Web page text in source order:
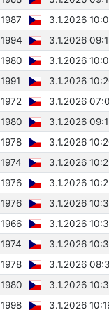
1987
3.1.2026
1994
3.1.2026
1980
3.1.2026
1991
3.1.2026
1972
3.1.2026
1980
3.1.2026
1978
3.1.2026
1974
3.1.2026
1976
3.1.2026
1976
3.1.2026
1966
3.1.2026
1974
3.1.2026
1978
3.1.2026
1980
3.1.2026
1998 3.1.2026